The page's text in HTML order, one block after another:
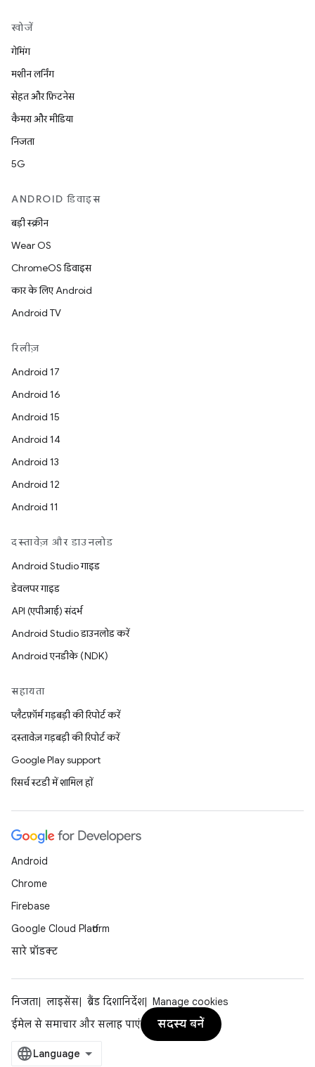
खोजें
गेमिंग
मशीन लर्निंग
सेहत और फ़िटनेस
कैमरा और मीडिया
निजता
5G
ANDROID डिवाइस
बड़ी स्क्रीन
Wear OS
ChromeOS डिवाइस
कार के लिए Android
Android TV
रिलीज़
Android 17
Android 16
Android 15
Android 14
Android 13
Android 12
Android 11
दस्तावेज़ और डाउनलोड
Android Studio गाइड
डेवलपर गाइड
API (एपीआई) संदर्भ
Android Studio डाउनलोड करें
Android एनडीके (NDK)
सहायता
प्लैटफ़ॉर्म गड़बड़ी की रिपोर्ट करें
दस्तावेज़ गड़बड़ी की रिपोर्ट करें
Google Play support
रिसर्च स्टडी में शामिल हों
Android
Chrome
Firebase
Google Cloud Platform
सारे प्रॉडक्ट
निजता लाइसेंस ब्रैंड दिशानिर्देश
Manage cookies
ईमेल से समाचार और सलाह पाएं
सदस्य बनें